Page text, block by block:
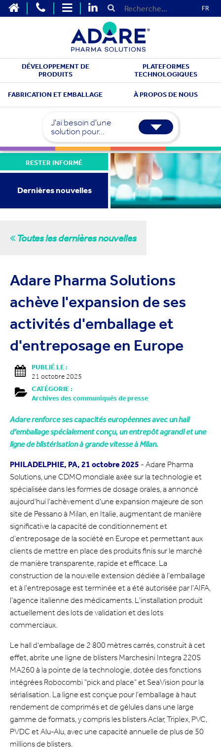
FR
DÉVELOPPEMENT DE
PRODUITS
PLATEFORMES
TECHNOLOGIQUES
FABRICATION ET EMBALLAGE À PROPOS DE NOUS
J'ai besoin d'une
solution pour...
RESTER INFORMÉ
Dernières nouvelles
Toutes les dernières nouvelles
Adare Pharma Solutions
achève l'expansion de ses
activités d'emballage et
d'entreposage en Europe
PUBLIÉ LE :
21 octobre 2025
CATÉGORIE :
Archives des communiqués de presse
Adare renforce ses capacités européennes avec un hall
d'emballage spécialement conçu, un entrepôt agrandi et une
ligne de blistérisation à grande vitesse à Milan.
PHILADELPHIE, PA, 21 octobre 2025 - Adare Pharma
Solutions, une CDMO mondiale axée sur la technologie et
spécialisée dans les formes de dosage orales, a annoncé
aujourd'hui l'achèvement d'une expansion majeure de son
site de Pessano à Milan, en Italie, augmentant de manière
significative la capacité de conditionnement et
d'entreposage de la société en Europe et permettant aux
clients de mettre en place des produits finis sur le marché
de manière transparente, rapide et efficace. La
construction de la nouvelle extension dédiée à l'emballage
et à l'entreposage est terminée et a été autorisée par l'AIFA,
l'agence italienne des médicaments. L'installation produit
actuellement des lots de validation et des lots
commerciaux.
Le hall d'emballage de 2 800 mètres carrés, construit à cet
effet, abrite une ligne de blisters Marchesini Integra 220S
MA260 à la pointe de la technologie, dotée des fonctions
intégrées Robocombi "pick and place" et SeaVision pour la
sérialisation. La ligne est conçue pour l'emballage à haut
rendement de comprimés et de gélules dans une large
gamme de formats, y compris les blisters Aclar, Triplex, PVC,
PVDC et Alu-Alu, avec une capacité annuelle de plus de 50
millions de blisters.